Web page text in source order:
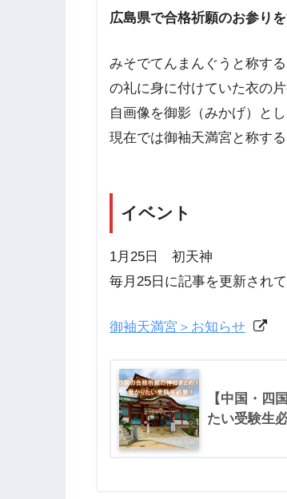
広島県で合格祈願のお参り
みそでてんまんぐうと称す
の礼に身に付けていた衣の
自画像を御影（みかげ）と
現在では御袖天満宮と称する
イベント
1月25日 初天神
毎月25日に記事を更新され
御袖天満宮＞お知らせ
【中国・四
たい受験生